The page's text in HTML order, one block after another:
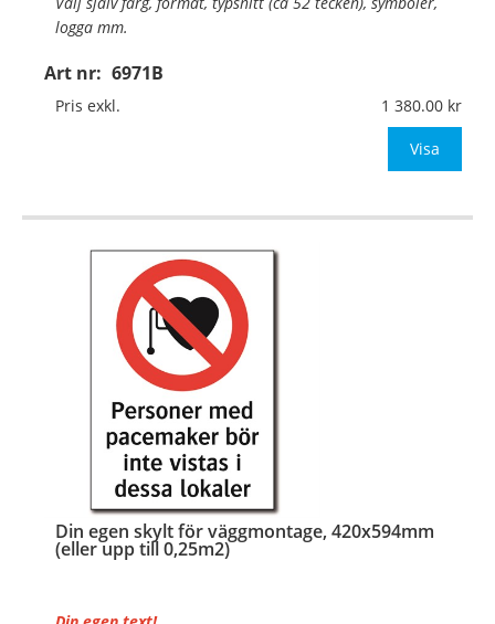
Art nr: 6971B
logga mm.
Material:Kantvikt aluminium, 2mm (stolpmontage)
Mått:297x420mm (eller annat mått upp till 0,13m²)
Pris exkl. 1 380.00
Visa
Din egen skylt för väggmontage, 420x594mm
(eller upp till 0,25m2)